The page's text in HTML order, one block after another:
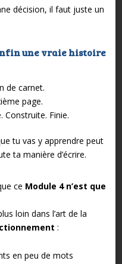
décision, il faut juste un
une vraie histoire
de carnet.
page.
Construite. Finie.
tu vas y apprendre peut
ta manière d’écrire.
ce Module 4 n’est que
loin dans l’art de la
:
en peu de mots